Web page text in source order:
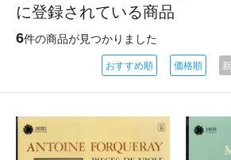
に登録されている商品
6件の商品が見つかりました
おすすめ順 価格順